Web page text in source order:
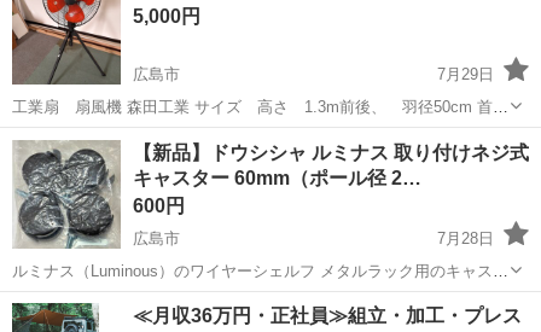
5,000円
広島市
7月29日
工業扇 扇風機 森田工業 サイズ 高さ 1.3m前後、 羽径50cm 首振
り可能 ※現場で使用しておりました。 まだまだ使用できますので、ご
活用ください。 ※取引詳細はプロフィールをご確認くださいませ。
広島 広島市 その他
【新品】ドウシシャ ルミナス 取り付けネジ式
キャスター 60mm（ポール径 2…
600円
広島市
7月28日
ルミナス（Luminous）のワイヤーシェルフ メタルラック用のキャスタ
ーです。 品番：IHL-CS 定価：2,060円 未開封の新品です。 25mmのポ
ールに対応しております。 キャスターの直径は約6...
広島 広島市 その他 ルミナス
≪月収36万円・正社員≫組立・加工・プレス